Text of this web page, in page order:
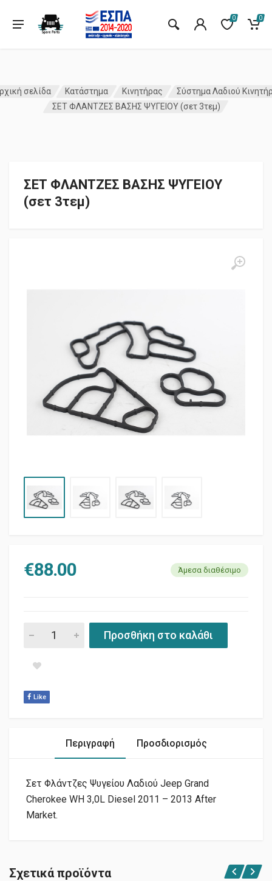
0 0
σελίδα Κατάστημα Κινητήρας
Σύστημα Λαδιού
ΣΕΤ ΦΛΑΝΤΖΕΣ ΒΑΣΗΣ ΨΥΓΕΙΟΥ (σετ 3τεμ)
ΣΕΤ ΦΛΑΝΤΖΕΣ ΒΑΣΗΣ ΨΥΓΕΙΟΥ
(σετ 3τεμ)
€88.00 Άμεσα διαθέσιμο
ΣΕΤ ΦΛΑΝΤΖΕΣ ΒΑΣΗΣ ΨΥΓΕΙΟΥ (σετ 3τεμ) quantity
Προσθήκη στο καλάθι
Like
Περιγραφή Προσδιορισμός
Σετ Φλάντζες Ψυγείου Λαδιού Jeep Grand
Cherokee WH 3,0L Diesel 2011 – 2013 After
Market.
Σχετικά προϊόντα